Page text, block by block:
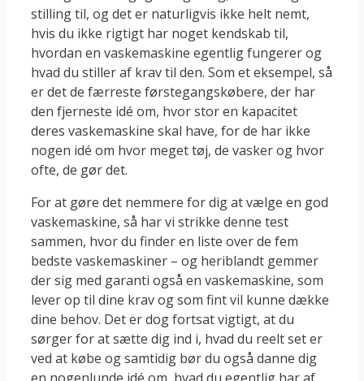
stilling til, og det er naturligvis ikke helt nemt,
hvis du ikke rigtigt har noget kendskab til,
hvordan en vaskemaskine egentlig fungerer og
hvad du stiller af krav til den. Som et eksempel, så
er det de færreste førstegangskøbere, der har
den fjerneste idé om, hvor stor en kapacitet
deres vaskemaskine skal have, for de har ikke
nogen idé om hvor meget tøj, de vasker og hvor
ofte, de gør det.
For at gøre det nemmere for dig at vælge en god
vaskemaskine, så har vi strikke denne test
sammen, hvor du finder en liste over de fem
bedste vaskemaskiner – og heriblandt gemmer
der sig med garanti også en vaskemaskine, som
lever op til dine krav og som fint vil kunne dække
dine behov. Det er dog fortsat vigtigt, at du
sørger for at sætte dig ind i, hvad du reelt set er
ved at købe og samtidig bør du også danne dig